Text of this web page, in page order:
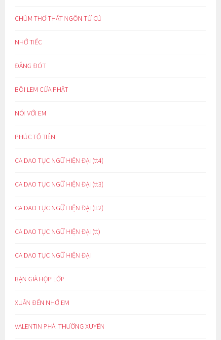
CHÙM THƠ THẤT NGÔN TỨ CÚ
NHỚ TIẾC
ĐẮNG ĐÓT
BÔI LEM CỬA PHẬT
NÓI VỚI EM
PHÚC TỔ TIÊN
CA DAO TỤC NGỮ HIỆN ĐẠI (tt4)
CA DAO TỤC NGỮ HIỆN ĐẠI (tt3)
CA DAO TỤC NGỮ HIỆN ĐẠI (tt2)
CA DAO TỤC NGỮ HIỆN ĐẠI (tt)
CA DAO TỤC NGỮ HIỆN ĐẠI
BẠN GIÀ HỌP LỚP
XUÂN ĐẾN NHỚ EM
VALENTIN PHẢI THƯỜNG XUYÊN